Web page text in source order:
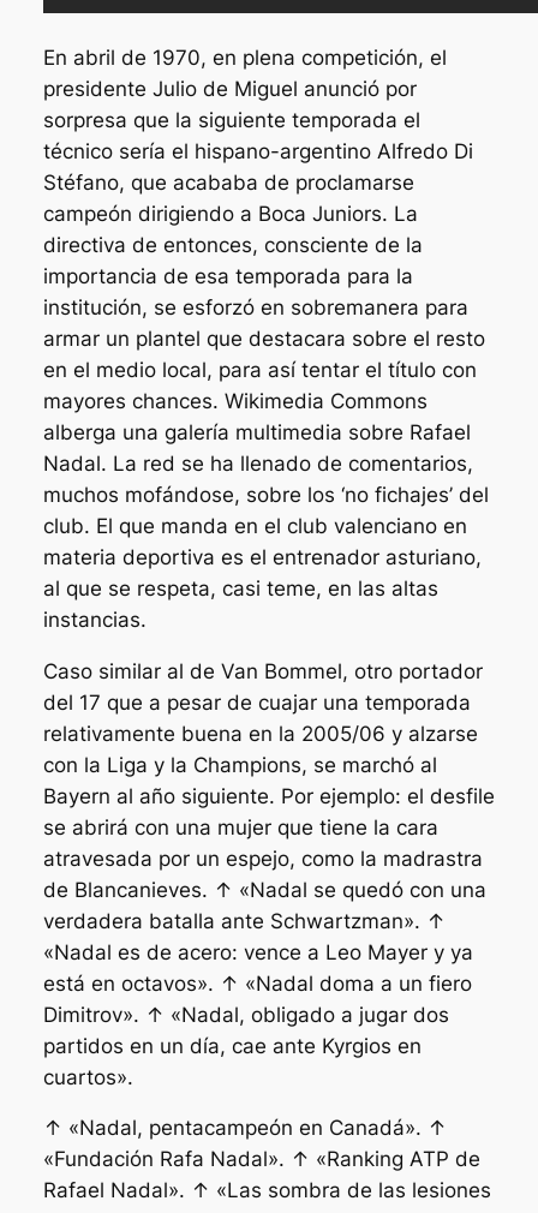
En abril de 1970, en plena competición, el
presidente Julio de Miguel anunció por
sorpresa que la siguiente temporada el
técnico sería el hispano-argentino Alfredo Di
Stéfano, que acababa de proclamarse
campeón dirigiendo a Boca Juniors. La
directiva de entonces, consciente de la
importancia de esa temporada para la
institución, se esforzó en sobremanera para
armar un plantel que destacara sobre el resto
en el medio local, para así tentar el título con
mayores chances. Wikimedia Commons
alberga una galería multimedia sobre Rafael
Nadal. La red se ha llenado de comentarios,
muchos mofándose, sobre los ‘no fichajes’ del
club. El que manda en el club valenciano en
materia deportiva es el entrenador asturiano,
al que se respeta, casi teme, en las altas
instancias.
Caso similar al de Van Bommel, otro portador
del 17 que a pesar de cuajar una temporada
relativamente buena en la 2005/06 y alzarse
con la Liga y la Champions, se marchó al
Bayern al año siguiente. Por ejemplo: el desfile
se abrirá con una mujer que tiene la cara
atravesada por un espejo, como la madrastra
de Blancanieves. ↑ «Nadal se quedó con una
verdadera batalla ante Schwartzman». ↑
«Nadal es de acero: vence a Leo Mayer y ya
está en octavos». ↑ «Nadal doma a un fiero
Dimitrov». ↑ «Nadal, obligado a jugar dos
partidos en un día, cae ante Kyrgios en
cuartos».
↑ «Nadal, pentacampeón en Canadá». ↑
«Fundación Rafa Nadal». ↑ «Ranking ATP de
Rafael Nadal». ↑ «Las sombra de las lesiones